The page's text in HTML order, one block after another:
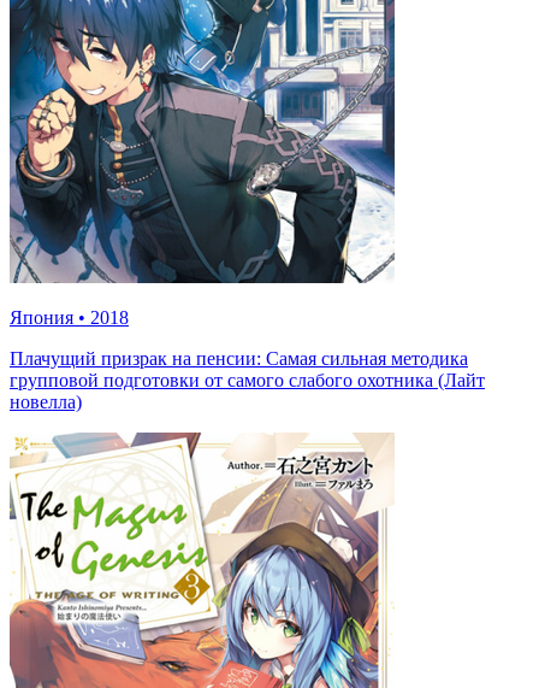
Япония • 2018
Плачущий призрак на пенсии: Самая сильная методика
групповой подготовки от самого слабого охотника (Лайт
новелла)